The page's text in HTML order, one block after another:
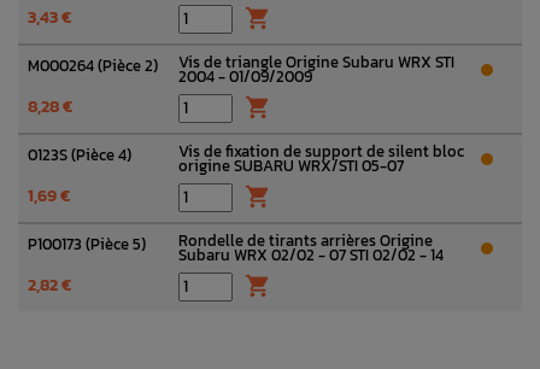
3,43 € 
M000264 (Pièce 2) Vis de triangle Origine Subaru WRX STI
2004 - 01/09/2009
8,28 € 
0123S (Pièce 4) Vis de fixation de support de silent bloc
origine SUBARU WRX/STI 05-07
1,69 € 
P100173 (Pièce 5) Rondelle de tirants arrières Origine
Subaru WRX 02/02 - 07 STI 02/02 - 14
2,82 € 